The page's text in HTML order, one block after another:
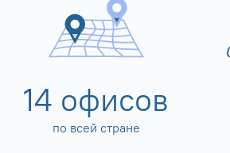
14 офисов
по всей стране